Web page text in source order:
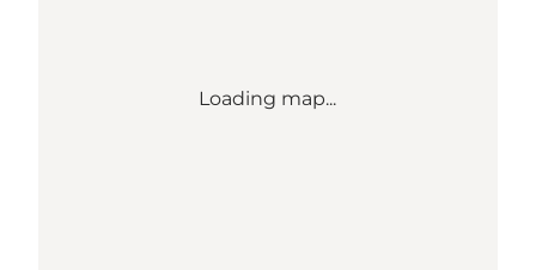
Loading map...